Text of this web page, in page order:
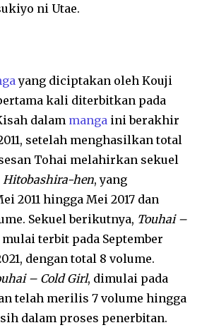
ni Utae.
yang diciptakan oleh Kouji
kali diterbitkan pada
dalam manga ini berakhir
setelah menghasilkan total
Tohai melahirkan sekuel
Hitobashira-hen, yang
2011 hingga Mei 2017 dan
Sekuel berikutnya, Touhai –
mulai terbit pada September
dengan total 8 volume.
– Cold Girl, dimulai pada
telah merilis 7 volume hingga
dalam proses penerbitan.